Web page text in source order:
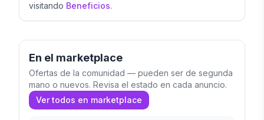
visitando Beneficios.
En el marketplace
Ofertas de la comunidad — pueden ser de segunda
mano o nuevos. Revisa el estado en cada anuncio.
Ver todos en marketplace